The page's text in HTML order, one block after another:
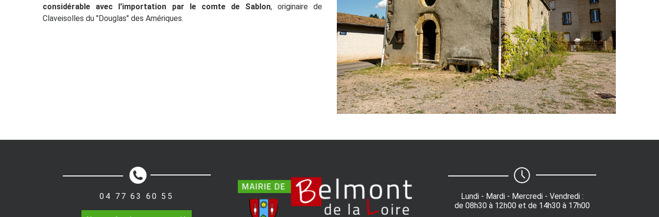
considérable avec l'importation par le comte de Sablon, originaire de
Claveisolles du "Douglas" des Amériques.
04 77 63 60 55
Lundi - Mardi - Mercredi - Vendredi :
de 08h30 à 12h00 et de 14h30 à 17h00